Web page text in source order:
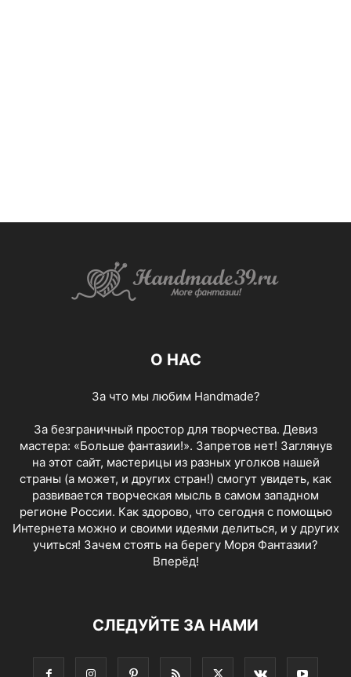
О НАС
За что мы любим Handmade?
За безграничный простор для творчества. Девиз
мастера: «Больше фантазии!». Запретов нет! Заглянув
на этот сайт, мастерицы из разных уголков нашей
страны (а может, и других стран!) смогут увидеть, как
развивается творческая мысль в самом западном
регионе России. Как здорово, что сегодня с помощью
Интернета можно и своими идеями делиться, и у других
учиться! Зачем стоять на берегу Моря Фантазии?
Вперёд!
СЛЕДУЙТЕ ЗА НАМИ